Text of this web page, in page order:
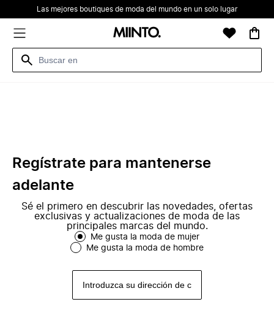
Las mejores boutiques de moda del mundo en un solo lugar
Regístrate para mantenerse
adelante
Sé el primero en descubrir las novedades, ofertas
exclusivas y actualizaciones de moda de las
principales marcas del mundo.
Me gusta la moda de mujer
Me gusta la moda de hombre